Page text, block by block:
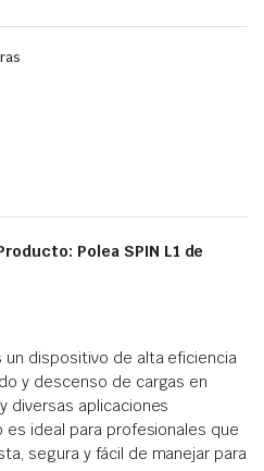
Polea SPIN L1 de
un dispositivo de alta eficiencia
y descenso de cargas en
diversas aplicaciones
ideal para profesionales que
segura y fácil de manejar para